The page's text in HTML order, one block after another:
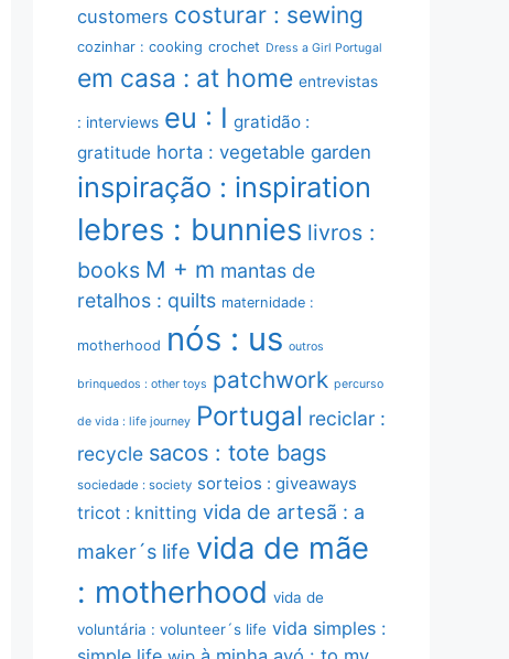
customers costurar : sewing
cozinhar : cooking crochet Dress a Girl Portugal
em casa : at home entrevistas
: interviews eu : I gratidão :
gratitude horta : vegetable garden
inspiração : inspiration
lebres : bunnies livros :
books M + m mantas de
retalhos : quilts maternidade :
motherhood nós : us outros
brinquedos : other toys patchwork percurso
de vida : life journey Portugal reciclar :
recycle sacos : tote bags
sociedade : society sorteios : giveaways
tricot : knitting vida de artesã : a
maker´s life vida de mãe
: motherhood vida de
voluntária : volunteer´s life vida simples :